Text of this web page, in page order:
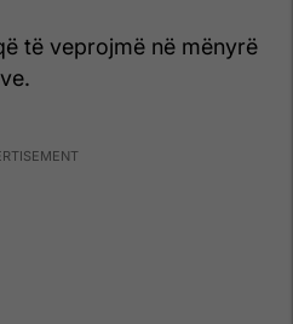
të veprojmë në mënyrë